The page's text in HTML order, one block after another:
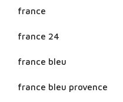
france
france 24
france bleu
france bleu provence